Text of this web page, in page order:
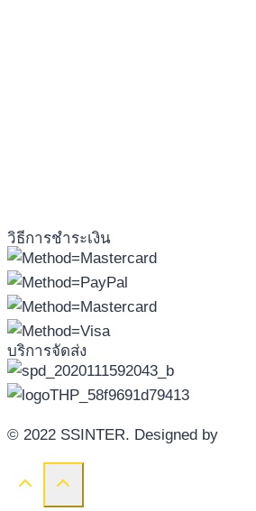
วิธีการชำระเงิน
บริการจัดส่ง
© 2022 SSINTER. Designed by